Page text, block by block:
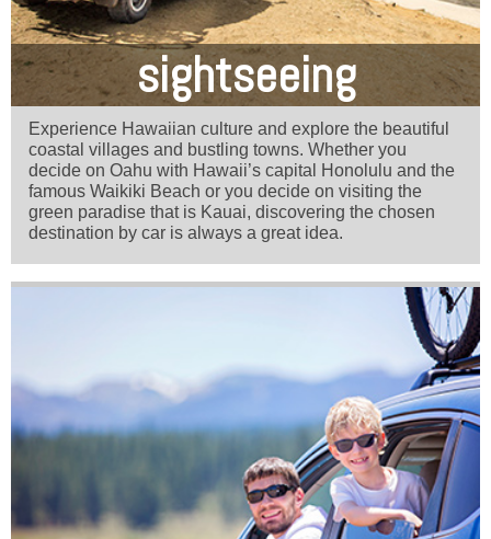
sightseeing
Experience Hawaiian culture and explore the beautiful
coastal villages and bustling towns. Whether you
decide on Oahu with Hawaii’s capital Honolulu and the
famous Waikiki Beach or you decide on visiting the
green paradise that is Kauai, discovering the chosen
destination by car is always a great idea.